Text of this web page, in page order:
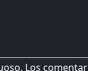
Los